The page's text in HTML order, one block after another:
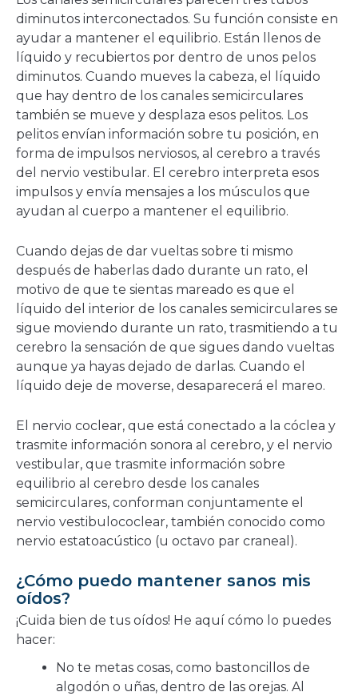
diminutos interconectados. Su función consiste en
ayudar a mantener el equilibrio. Están llenos de
líquido y recubiertos por dentro de unos pelos
diminutos. Cuando mueves la cabeza, el líquido
que hay dentro de los canales semicirculares
también se mueve y desplaza esos pelitos. Los
pelitos envían información sobre tu posición, en
forma de impulsos nerviosos, al cerebro a través
del nervio vestibular. El cerebro interpreta esos
impulsos y envía mensajes a los músculos que
ayudan al cuerpo a mantener el equilibrio.
Cuando dejas de dar vueltas sobre ti mismo
después de haberlas dado durante un rato, el
motivo de que te sientas mareado es que el
líquido del interior de los canales semicirculares se
sigue moviendo durante un rato, trasmitiendo a tu
cerebro la sensación de que sigues dando vueltas
aunque ya hayas dejado de darlas. Cuando el
líquido deje de moverse, desaparecerá el mareo.
El nervio coclear, que está conectado a la cóclea y
trasmite información sonora al cerebro, y el nervio
vestibular, que trasmite información sobre
equilibrio al cerebro desde los canales
semicirculares, conforman conjuntamente el
nervio vestibulococlear, también conocido como
nervio estatoacústico (u octavo par craneal).
¿Cómo puedo mantener sanos mis
oídos?
¡Cuida bien de tus oídos! He aquí cómo lo puedes
hacer:
No te metas cosas, como bastoncillos de
algodón o uñas, dentro de las orejas. Al